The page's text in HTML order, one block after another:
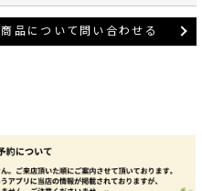
商品について問い合わせる